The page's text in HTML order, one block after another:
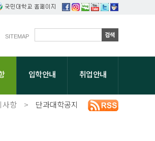
SITEMAP
입학안내 취업안내
사항 > 단과대학공지